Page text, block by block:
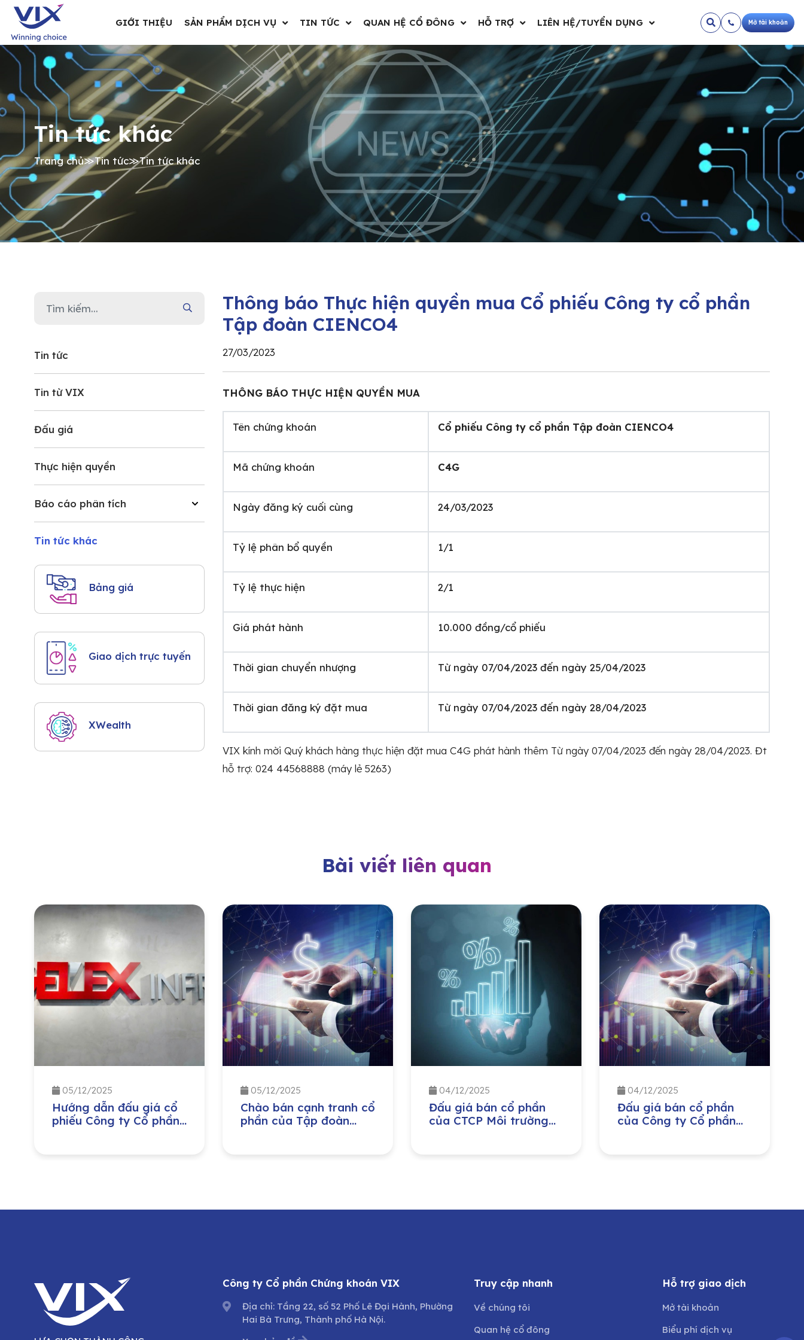
GIỚI THIỆU SẢN PHẨM DỊCH VỤ TIN TỨC QUAN HỆ CỔ ĐÔNG HỖ TRỢ LIÊN HỆ/TUYỂN DỤNG Mở tài khoản
Tin tức khác
Trang chủ≫Tin tức≫Tin tức khác
Tin tức
Tin từ VIX
Đấu giá
Thực hiện quyền
Báo cáo phân tích
Tin tức khác
Bảng giá
Giao dịch trực tuyến
XWealth
Thông báo Thực hiện quyền mua Cổ phiếu Công ty cổ phần
Tập đoàn CIENCO4
27/03/2023
THÔNG BÁO THỰC HIỆN QUYỀN MUA
Tên chứng khoán Cổ phiếu Công ty cổ phần Tập đoàn CIENCO4
Mã chứng khoán C4G
Ngày đăng ký cuối cùng 24/03/2023
Tỷ lệ phân bổ quyền 1/1
Tỷ lệ thực hiện 2/1
Giá phát hành 10.000 đồng/cổ phiếu
Thời gian chuyển nhượng Từ ngày 07/04/2023 đến ngày 25/04/2023
Thời gian đăng ký đặt mua Từ ngày 07/04/2023 đến ngày 28/04/2023
VIX kính mời Quý khách hàng thực hiện đặt mua C4G phát hành thêm Từ ngày 07/04/2023 đến ngày 28/04/2023. Đt
hỗ trợ: 024 44568888 (máy lẻ 5263)
Bài viết liên quan
05/12/2025
Hướng dẫn đấu giá cổ
phiếu Công ty Cổ phần
05/12/2025
Chào bán cạnh tranh cổ
phần của Tập đoàn
cổ phần (PVMR)
04/12/2025
Đấu giá bán cổ phần
của CTCP Môi trường
04/12/2025
Đấu giá bán cổ phần
của Công ty Cổ phần
Công ty Cổ phần Chứng khoán VIX
Địa chỉ: Tầng 22, số 52 Phố Lê Đại Hành, Phường
Hai Bà Trưng, Thành phố Hà Nội.
Truy cập nhanh
Về chúng tôi
Quan hệ cổ đông
Hỗ trợ giao dịch
Mở tài khoản
Biểu phí dịch vụ